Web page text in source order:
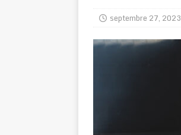
septembre 27, 2023